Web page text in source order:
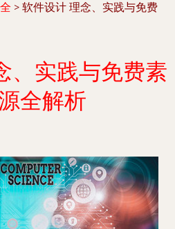
> 软件设计 理念、实践与免费
、实践与免费素
全解析